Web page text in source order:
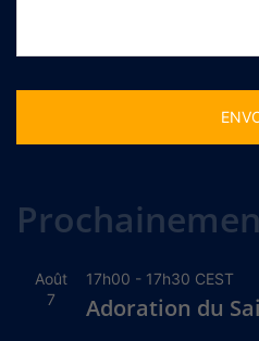
Août
7
17h00 - 17h30 CEST
Adoration du